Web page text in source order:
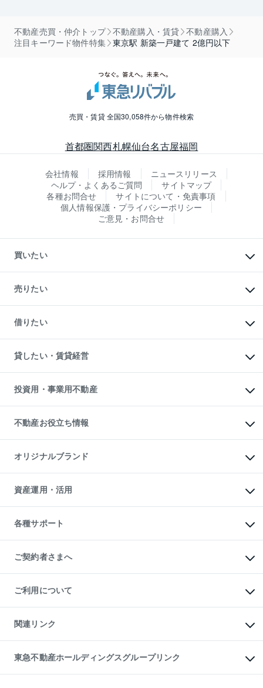
不動産売買・仲介トップ 不動産購入・賃貸
不動産購入
注目キーワード物件特集
東京駅 新築一戸建て 2億円以下
売買・賃貸 全国30,058件から物件検索
首都圏関西札幌仙台名古屋福岡
会社情報 採用情報
ニュースリリース
ヘルプ・よくあるご質問
サイトマップ
各種お問合せ
サイトについて・免責事項
個人情報保護・プライバシーポリシー
ご意見・お問合せ
買いたい
新築・分譲マンションの購入
中古マンションの購入
一戸建ての購入
中古一戸建ての購入
不動産購入の流れ
注目キーワード物件特集
購入ガイド
English 繁体中文簡体中文
売りたい
一戸建ての売却・査定
土地の売却・査定
スピードAI査定
不動産査定について
不動産売却の流れ
不動産買換えの流れ
売却ガイド
借りたい
オフィス・店舗の賃貸
借りるときの流れ
借りるガイド
貸したい・賃貸経営
マンション賃料データ
賃貸管理プラン
リロケーションについて
貸すガイド
投資用・事業用不動産
事業用不動産
マンション投資
投資用マンション
アパート経営
収益物件
ビル購入（ビル一棟）
投資用不動産の売却査定
事業用不動産の売却査定
不動産お役立ち情報
マンションライブラリー
人気マンションランキング
暮らしに役立つ不動産メディア
不動産相場・不動産価格情報
不動産コラム・ニュース
不動産用語集
不動産なんでもネット相談室
住まいの税金
オリジナルブランド
一棟リノベーションマンション
L`GENTE（ルジェンテ）
区分リノベーションマンション
投資用一棟レジデンスWELL
不動産小口投資
LEGACIA（レガシア）
資産運用・活用
不動産M&A
アセットマネジメント・出資
各種サポート
相続サポート
リフォームサポート
ご契約者さまへ
ご紹介・再契約特典
入居者様専用-各種ご案内（賃貸）
東急こすもす会「こすもすWeb」
ご利用について
金融商品取引について
東急リバブル ソーシャルメディアポリシー
ご意見・お問い合わせ（金融商品取引専用の相談・お問い合わせ窓口）
ダイレクトメール（郵送物）・Eメールなどの送付停止について
関連リンク
これからご結婚される方に東急百貨店のブライダルクラブ
人材サービスのご用命は 東急リバブルスタッフ株式会社まで
東北の逸品を贈ります 東北すぐれものセレクション
東急不動産ホールディングスグループリンク